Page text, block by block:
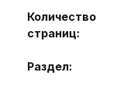
Количество
страниц:
Раздел: